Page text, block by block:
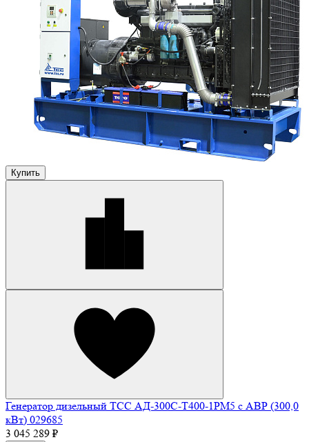
Купить
Генератор дизельный ТСС АД-300С-Т400-1РМ5 с АВР (300,0
кВт) 029685
3 045 289 ₽